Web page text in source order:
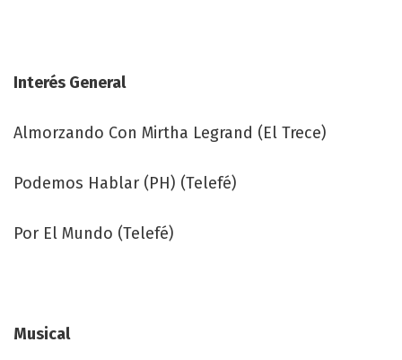
Interés General
Almorzando Con Mirtha Legrand (El Trece)
Podemos Hablar (PH) (Telefé)
Por El Mundo (Telefé)
Musical